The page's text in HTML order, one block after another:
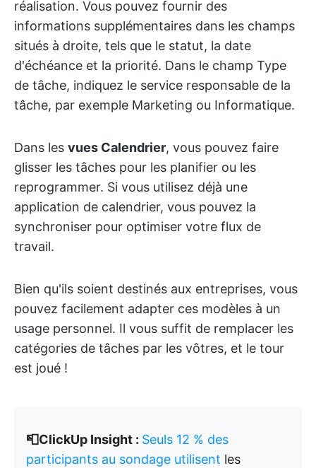
réalisation. Vous pouvez fournir des
informations supplémentaires dans les champs
situés à droite, tels que le statut, la date
d'échéance et la priorité. Dans le champ Type
de tâche, indiquez le service responsable de la
tâche, par exemple Marketing ou Informatique.
Dans les vues Calendrier, vous pouvez faire
glisser les tâches pour les planifier ou les
reprogrammer. Si vous utilisez déjà une
application de calendrier, vous pouvez la
synchroniser pour optimiser votre flux de
travail.
Bien qu'ils soient destinés aux entreprises, vous
pouvez facilement adapter ces modèles à un
usage personnel. Il vous suffit de remplacer les
catégories de tâches par les vôtres, et le tour
est joué !
📮ClickUp Insight : Seuls 12 % des
participants au sondage utilisent les